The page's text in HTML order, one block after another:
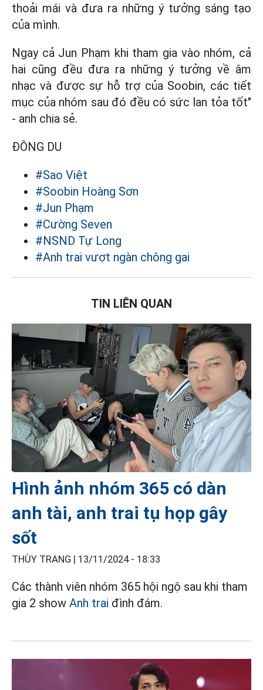
thoải mái và đưa ra những ý tưởng sáng tạo
của mình.
Ngay cả Jun Phạm khi tham gia vào nhóm, cả
hai cũng đều đưa ra những ý tưởng về âm
nhạc và được sự hỗ trợ của Soobin, các tiết
mục của nhóm sau đó đều có sức lan tỏa tốt"
- anh chia sẻ.
ĐÔNG DU
#Sao Việt
#Soobin Hoàng Sơn
#Jun Phạm
#Cường Seven
#NSND Tự Long
#Anh trai vượt ngàn chông gai
TIN LIÊN QUAN
Hình ảnh nhóm 365 có dàn
anh tài, anh trai tụ họp gây
sốt
THÙY TRANG | 13/11/2024 - 18:33
Các thành viên nhóm 365 hội ngộ sau khi tham
gia 2 show Anh trai đình đám.